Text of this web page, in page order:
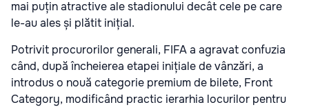
mai puțin atractive ale stadionului decât cele pe care
le-au ales și plătit inițial.
Potrivit procurorilor generali, FIFA a agravat confuzia
când, după încheierea etapei inițiale de vânzări, a
introdus o nouă categorie premium de bilete, Front
Category, modificând practic ierarhia locurilor pentru